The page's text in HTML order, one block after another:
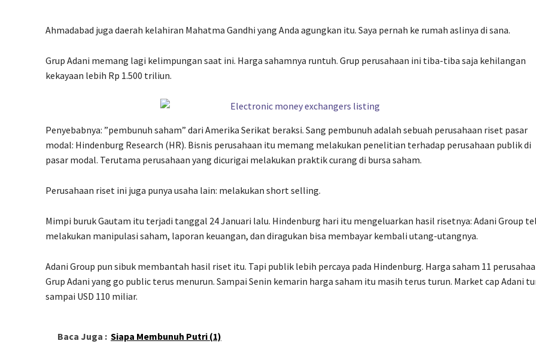
Ahmadabad juga daerah kelahiran Mahatma Gandhi yang Anda agungkan itu. Saya pernah ke rumah aslinya di sana.
Grup Adani memang lagi kelimpungan saat ini. Harga sahamnya runtuh. Grup perusahaan ini tiba-tiba saja kehilangan
kekayaan lebih Rp 1.500 triliun.
Penyebabnya: ”pembunuh saham” dari Amerika Serikat beraksi. Sang pembunuh adalah sebuah perusahaan riset pasar
modal: Hindenburg Research (HR). Bisnis perusahaan itu memang melakukan penelitian terhadap perusahaan publik di
pasar modal. Terutama perusahaan yang dicurigai melakukan praktik curang di bursa saham.
Perusahaan riset ini juga punya usaha lain: melakukan short selling.
Mimpi buruk Gautam itu terjadi tanggal 24 Januari lalu. Hindenburg hari itu mengeluarkan hasil risetnya: Adani Group
melakukan manipulasi saham, laporan keuangan, dan diragukan bisa membayar kembali utang-utangnya.
Adani Group pun sibuk membantah hasil riset itu. Tapi publik lebih percaya pada Hindenburg. Harga saham 11
Grup Adani yang go public terus menurun. Sampai Senin kemarin harga saham itu masih terus turun. Market cap Adani
sampai USD 110 miliar.
Baca Juga : Siapa Membunuh Putri (1)